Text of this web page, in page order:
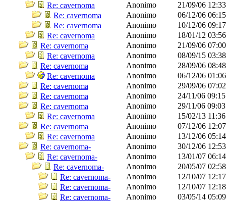
Re: cavernoma
Anonimo 21/09/06
Re: cavernoma
Anonimo 06/12/06
Re: cavernoma
Anonimo 10/12/06
Re: cavernoma
Anonimo 18/01/12
Re: cavernoma
Anonimo 21/09/06
Re: cavernoma
Anonimo 08/09/15
Re: cavernoma
Anonimo 28/09/06
Re: cavernoma
Anonimo 06/12/06
Re: cavernoma
Anonimo 29/09/06
Re: cavernoma
Anonimo 24/11/06
Re: cavernoma
Anonimo 29/11/06
Re: cavernoma
Anonimo 15/02/13
Re: cavernoma
Anonimo 07/12/06
Re: cavernoma
Anonimo 13/12/06
Re: cavernoma-
Anonimo 30/12/06
Re: cavernoma-
Anonimo 13/01/07
Re: cavernoma-
Anonimo 20/05/07
Re: cavernoma-
Anonimo 12/10/07
Re: cavernoma-
Anonimo 12/10/07
Re: cavernoma-
Anonimo 03/05/14